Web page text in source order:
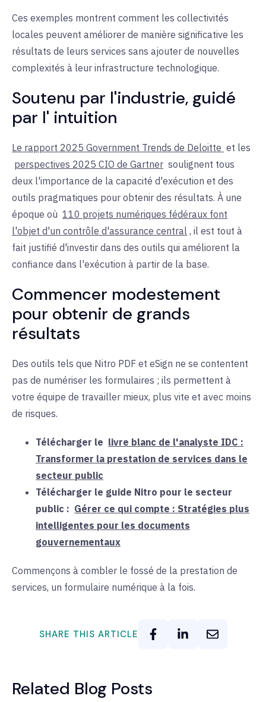
Ces exemples montrent comment les collectivités
locales peuvent améliorer de manière significative les
résultats de leurs services sans ajouter de nouvelles
complexités à leur infrastructure technologique.
Soutenu par l'industrie, guidé
par l' intuition
Le rapport 2025 Government Trends de Deloitte et les
perspectives 2025 CIO de Gartner soulignent tous
deux l'importance de la capacité d'exécution et des
outils pragmatiques pour obtenir des résultats. À une
époque où 110 projets numériques fédéraux font
l'objet d'un contrôle d'assurance central , il est tout à
fait justifié d'investir dans des outils qui améliorent la
confiance dans l'exécution à partir de la base.
Commencer modestement
pour obtenir de grands
résultats
Des outils tels que Nitro PDF et eSign ne se contentent
pas de numériser les formulaires ; ils permettent à
votre équipe de travailler mieux, plus vite et avec moins
de risques.
Télécharger le livre blanc de l'analyste IDC :
Transformer la prestation de services dans le
secteur public
Télécharger le guide Nitro pour le secteur
public : Gérer ce qui compte : Stratégies plus
intelligentes pour les documents
gouvernementaux
Commençons à combler le fossé de la prestation de
services, un formulaire numérique à la fois.
SHARE THIS ARTICLE
Related Blog Posts